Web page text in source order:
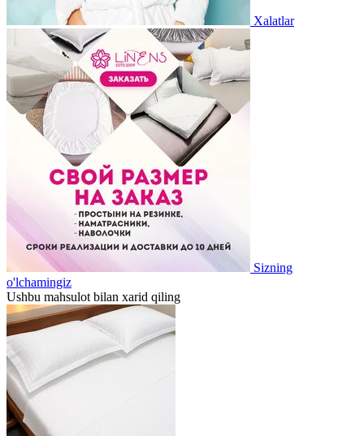
Xalatlar
Sizning
o'lchamingiz
Ushbu mahsulot bilan xarid qiling